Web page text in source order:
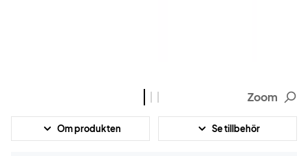
Zoom
Om produkten Se tillbehör